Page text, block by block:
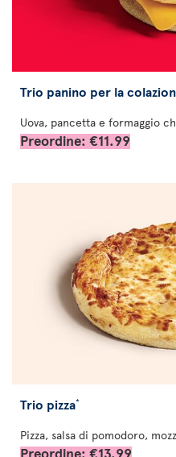
Trio panino per la
Uova, pancetta e formaggio
Preordine: €11.99
Trio pizza*
Pizza, salsa di pomodoro,
Preordine: €13.99